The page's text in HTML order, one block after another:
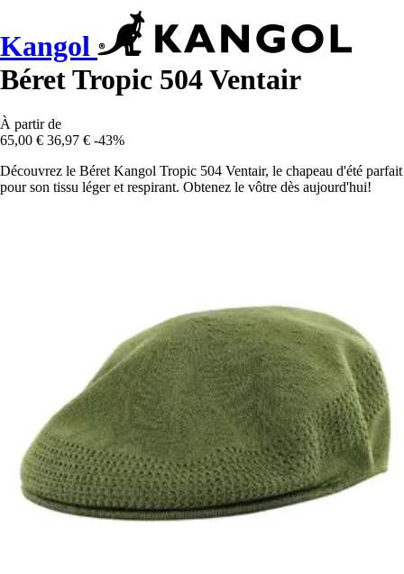
Kangol
Béret Tropic 504 Ventair
À partir de
65,00 € 36,97 € -43%
Découvrez le Béret Kangol Tropic 504 Ventair, le chapeau d'été parfait
pour son tissu léger et respirant. Obtenez le vôtre dès aujourd'hui!